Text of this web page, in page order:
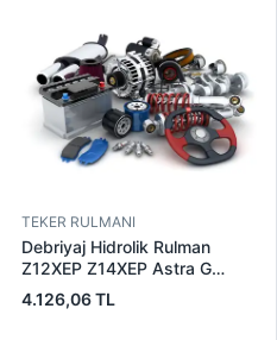
TEKER RULMANI
Debriyaj Hidrolik Rulman
Z12XEP Z14XEP Astra G
Corsa C (Borulu) | AISIN
CSCE-OP03 | OEM 5679331
4.126,06 TL